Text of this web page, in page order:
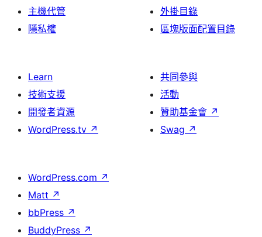
主機代管
隱私權
外掛目錄
區塊版面配置目錄
Learn
技術支援
開發者資源
WordPress.tv ↗
共同參與
活動
贊助基金會 ↗
Swag ↗
WordPress.com ↗
Matt ↗
bbPress ↗
BuddyPress ↗